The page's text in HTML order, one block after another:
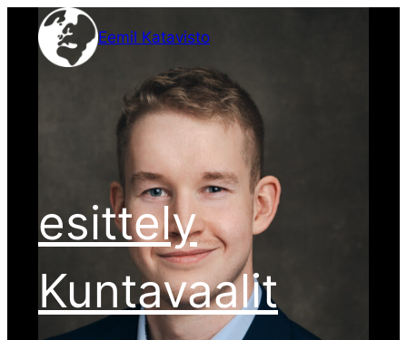
Siirry
sisältöön
Eemil Katavisto
esittely
Kuntavaalit